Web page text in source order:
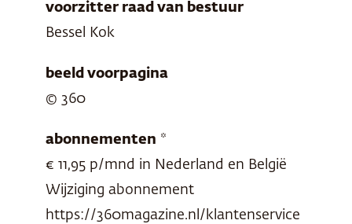
voorzitter raad van bestuur
Bessel Kok
beeld voorpagina
© 360
abonnementen *
€ 11,95 p/mnd in Nederland en België
Wijziging abonnement
https://360magazine.nl/klantenservice